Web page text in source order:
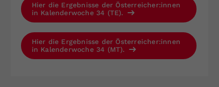
Hier die Ergebnisse der Österreicher:innen
in Kalenderwoche 34 (TE).
Hier die Ergebnisse der Österreicher:innen
in Kalenderwoche 34 (MT).